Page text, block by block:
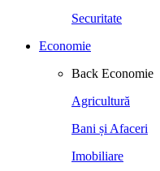
Securitate
Economie
Back Economie
Agricultură
Bani și Afaceri
Imobiliare